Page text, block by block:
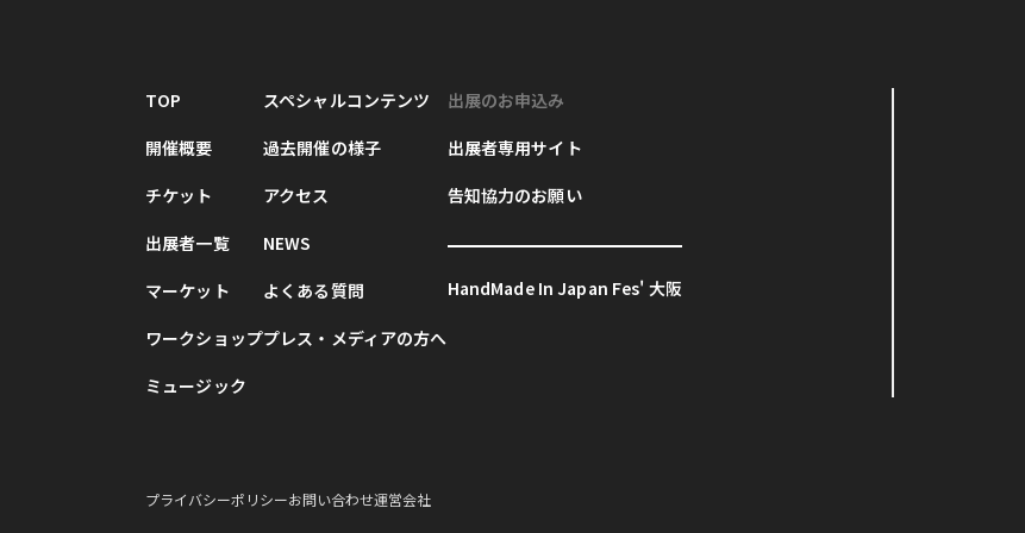
TOP
開催概要
チケット
出展者一覧
マーケット
ワークショップ
ミュージック
スペシャルコンテンツ
過去開催の様子
アクセス
NEWS
よくある質問
プレス・メディアの方へ
出展のお申込み
出展者専用サイト
告知協力のお願い
HandMade In Japan Fes' 大阪
プライバシーポリシーお問い合わせ運営会社